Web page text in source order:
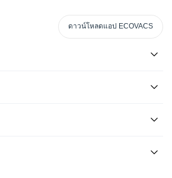
ดาวน์โหลดแอป ECOVACS